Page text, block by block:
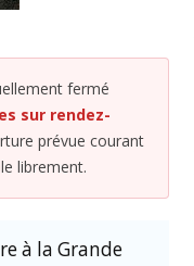
fermé
sur rendez-
prévue courant
librement.
à la Grande